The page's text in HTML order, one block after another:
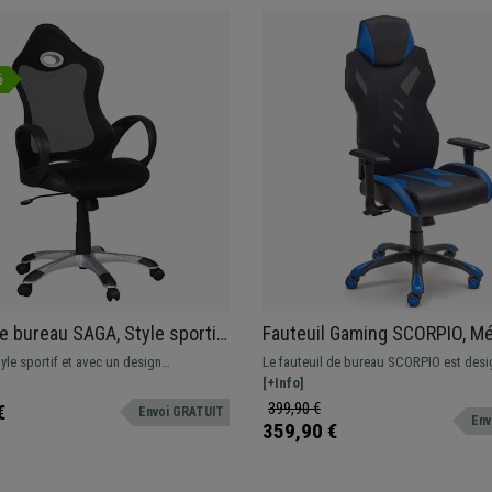
bureau SAGA, Style sportif,
en Maille
sportif et avec un design
en maille respirable de qualité.
Envoi GRATUIT
Fauteuil Gaming SCORPIO,
Synchrone, Maille et Cuir,
Le fauteuil de bureau SCORPIO est
confortable et ergonomique. Grande
fabrication pour une utilisation intensive.
[+Info]
399,90 €
359,90 €